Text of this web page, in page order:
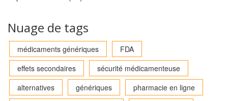
Nuage de tags
médicaments génériques
FDA
effets secondaires
sécurité médicamenteuse
alternatives
génériques
pharmacie en ligne